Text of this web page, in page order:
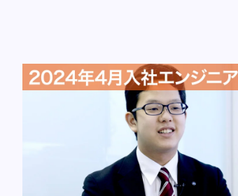
制度: #エリア限定制度 #社内公募制
#電気自動車(EV)
#メーカーから転職
#動画あり